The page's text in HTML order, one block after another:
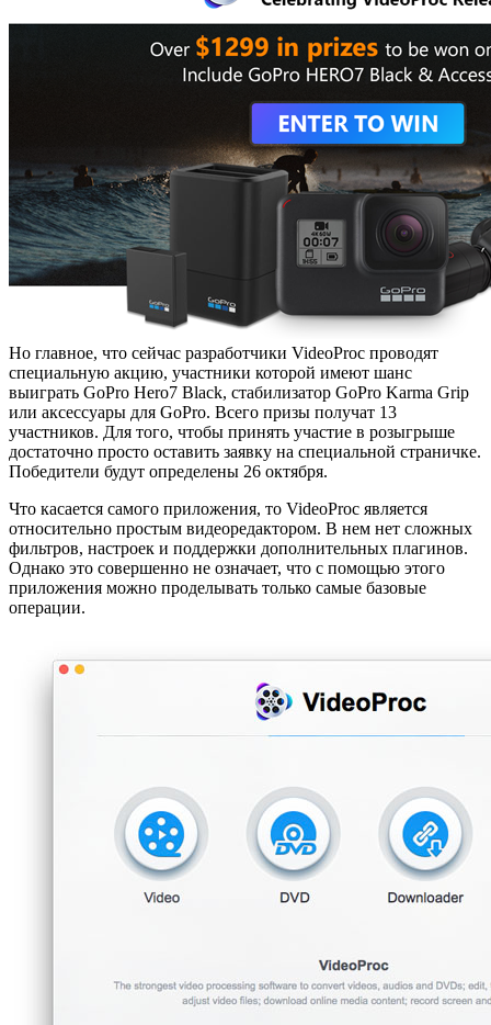
Но главное, что сейчас разработчики VideoProc проводят
специальную акцию, участники которой имеют шанс
выиграть GoPro Hero7 Black, стабилизатор GoPro Karma Grip
или аксессуары для GoPro. Всего призы получат 13
участников. Для того, чтобы принять участие в розыгрыше
достаточно просто оставить заявку на специальной страничке.
Победители будут определены 26 октября.
Что касается самого приложения, то VideoProc является
относительно простым видеоредактором. В нем нет сложных
фильтров, настроек и поддержки дополнительных плагинов.
Однако это совершенно не означает, что с помощью этого
приложения можно проделывать только самые базовые
операции.